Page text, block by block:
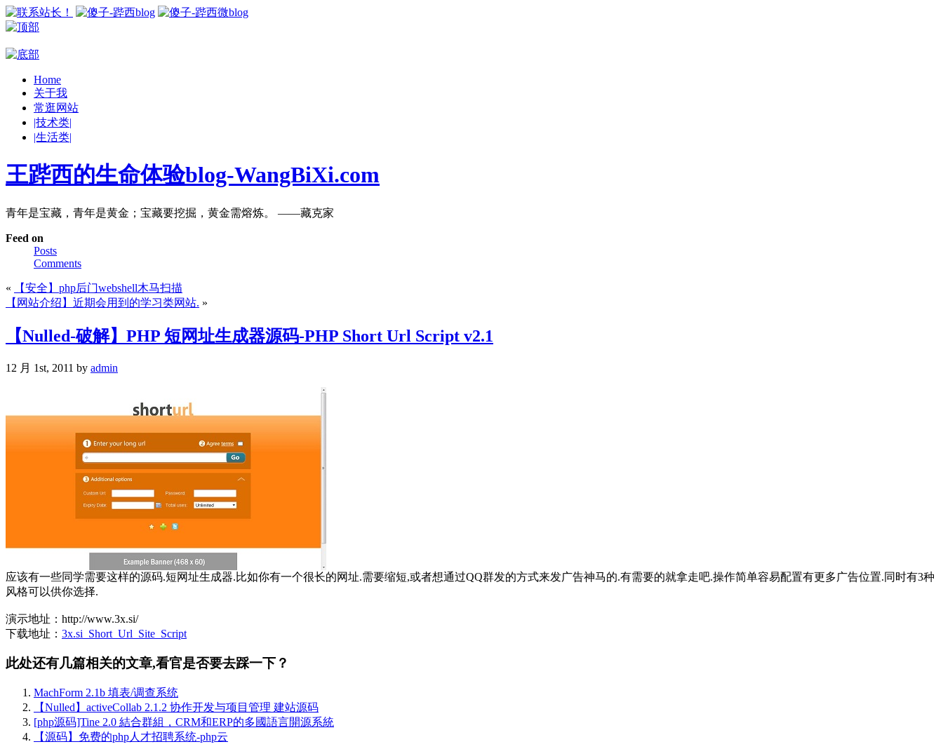
Home
关于我
常逛网站
|技术类|
|生活类|
王跸西的生命体验blog-WangBiXi.com
青年是宝藏，青年是黄金；宝藏要挖掘，黄金需熔炼。 ——藏克家
Feed on
Posts
Comments
«
【安全】php后门webshell木马扫描
【网站介绍】近期会用到的学习类网站. »
【Nulled-破解】PHP 短网址生成器源码-PHP Short Url Script v2.1
12 月 1st, 2011 by admin
应该有一些同学需要这样的源码.短网址生成器.比如你有一个很长的网址.需要缩短,或者想通过QQ群发的方式来发广告神马的.有需要的就拿走吧.操作简单容易配置有更多广告位置.同时有3种
风格可以供你选择.
演示地址：http://www.3x.si/
下载地址： 3x.si_Short_Url_Site_Script
此处还有几篇相关的文章,看官是否要去踩一下？
MachForm 2.1b 填表/调查系统
【Nulled】activeCollab 2.1.2 协作开发与项目管理 建站源码
[php源码]Tine 2.0 結合群組，CRM和ERP的多國語言開源系統
【源码】免费的php人才招聘系统-php云